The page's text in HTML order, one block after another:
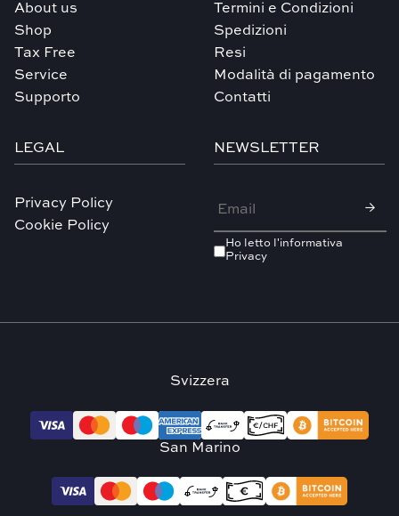
About us
Shop
Tax Free
Service
Supporto
Termini e Condizioni
Spedizioni
Resi
Modalità di pagamento
Contatti
LEGAL
Privacy Policy
Cookie Policy
NEWSLETTER
Ho letto l'informativa
Privacy
Svizzera
San Marino